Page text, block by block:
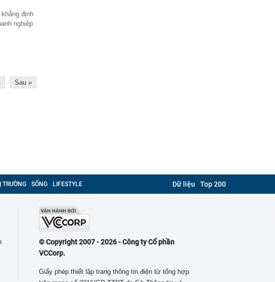
định
nghiệp
Sau »
TRƯỜNG SỐNG LIFESTYLE Dữ liệu Top 200
© Copyright 2007 - 2026 - Công ty Cổ phần
VCCorp.
Giấy phép thiết lập trang thông tin điện tử tổng hợp